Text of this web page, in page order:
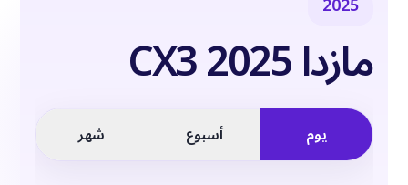
مازدا CX3 2025
يوم أسبوع شهر